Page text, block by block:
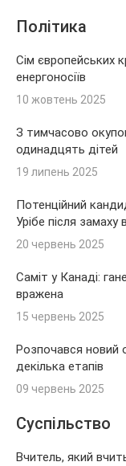
Політика
Сім європейських
енергоносіїв
10 жовтень 2025
З тимчасово
одинадцять дітей
19 липень 2025
Потенційний
Урібе після
20 червень 2025
Саміт у Канаді:
вражена
15 червень 2025
Розпочався новий
декілька етапів
09 червень 2025
Суспільство
Вчитель, який